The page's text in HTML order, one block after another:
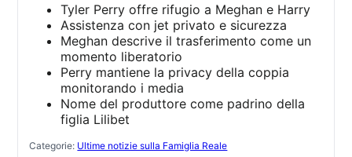
Tyler Perry offre rifugio a Meghan e Harry
Assistenza con jet privato e sicurezza
Meghan descrive il trasferimento come un
momento liberatorio
Perry mantiene la privacy della coppia
monitorando i media
Nome del produttore come padrino della
figlia Lilibet
Categorie: Ultime notizie sulla Famiglia Reale